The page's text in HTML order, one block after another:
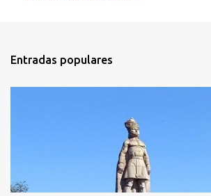
e
n
o
Entradas populares